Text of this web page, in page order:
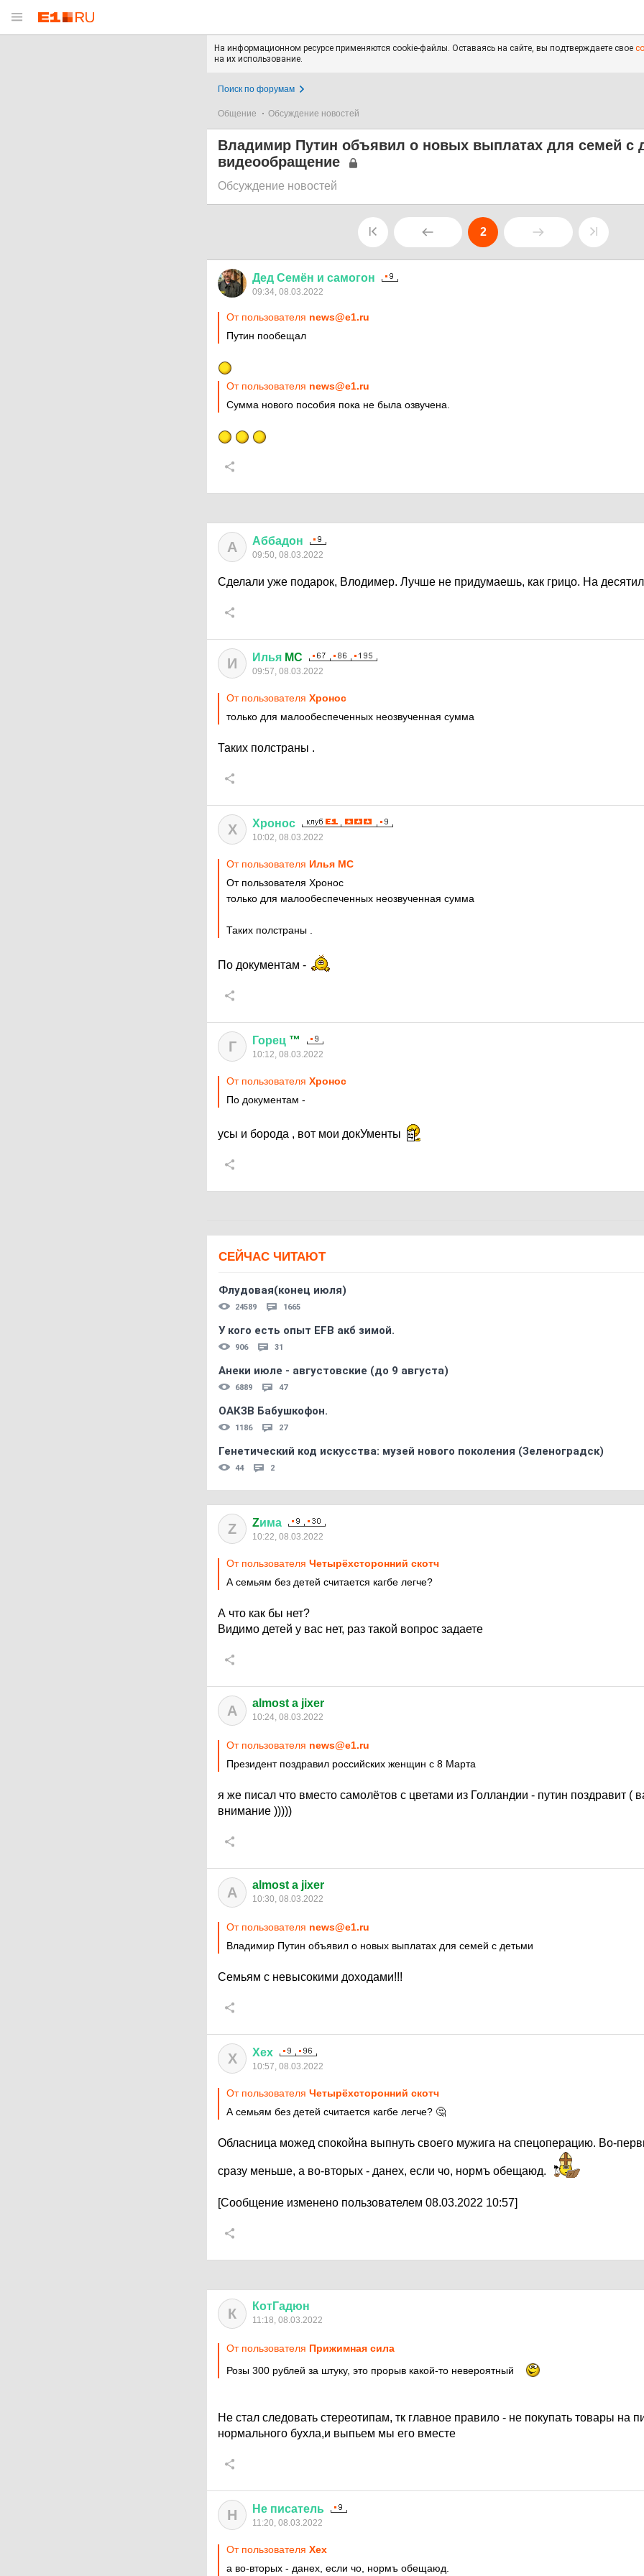
На информационном ресурсе применяются cookie-файлы. Оставаясь на сайте, вы подтверждаете свое
на их использование.
Поиск по форумам
Общение Обсуждение новостей
Владимир Путин объявил о новых выплатах для семей с
видеообращение
Обсуждение новостей
2
Дед Семён и самогон
09:34, 08.03.2022
От пользователя news@e1.ru
Путин пообещал
От пользователя news@e1.ru
Сумма нового пособия пока не была озвучена.
А Аббадон
09:50, 08.03.2022
Сделали уже подарок, Влодимер. Лучше не придумаешь, как грицо. На
И Илья MC
09:57, 08.03.2022
От пользователя Хронос
только для малообеспеченных неозвученная сумма
Таких полстраны .
Х Хронос
10:02, 08.03.2022
От пользователя Илья MC
От пользователя Хронос
только для малообеспеченных неозвученная сумма
Таких полстраны .
По документам -
Г Горец ™
10:12, 08.03.2022
От пользователя Хронос
По документам -
усы и борода , вот мои докУменты
СЕЙЧАС ЧИТАЮТ
Флудовая(конец июля)
24589 1665
У кого есть опыт EFB акб зимой.
906 31
Анеки июле - августовские (до 9 августа)
6889 47
ОАКЗВ Бабушкофон.
1186 27
Генетический код искусства: музей нового поколения (Зеленоградск)
44 2
Z Zима
10:22, 08.03.2022
От пользователя Четырёхсторонний скотч
А семьям без детей считается кагбе легче?
А что как бы нет?
Видимо детей у вас нет, раз такой вопрос задаете
A almost a jixer
10:24, 08.03.2022
От пользователя news@e1.ru
Президент поздравил российских женщин с 8 Марта
я же писал что вместо самолётов с цветами из Голландии - путин поздравит (
внимание )))))
A almost a jixer
10:30, 08.03.2022
От пользователя news@e1.ru
Владимир Путин объявил о новых выплатах для семей с детьми
Семьям с невысокими доходами!!!
Х Хех
10:57, 08.03.2022
От пользователя Четырёхсторонний скотч
А семьям без детей считается кагбе легче? 🤔
Обласница можед спокойна выпнуть своего мужига на спецоперацию. Во-
сразу меньше, а во-вторых - данех, если чо, нормъ обещаюд.
[Сообщение изменено пользователем 08.03.2022 10:57]
К КотГадюн
11:18, 08.03.2022
От пользователя Прижимная сила
Розы 300 рублей за штуку, это прорыв какой-то невероятный
Не стал следовать стереотипам, тк главное правило - не покупать товары на
нормального бухла,и выпьем мы его вместе
Н Не писатель
11:20, 08.03.2022
От пользователя Хех
а во-вторых - данех, если чо, нормъ обещаюд.